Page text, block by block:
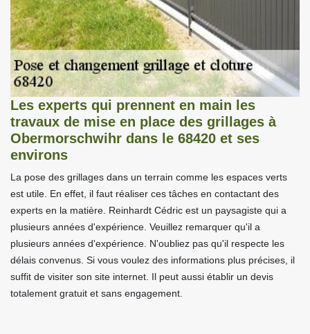
Les experts qui prennent en main les
travaux de mise en place des grillages à
Obermorschwihr dans le 68420 et ses
environs
La pose des grillages dans un terrain comme les espaces verts
est utile. En effet, il faut réaliser ces tâches en contactant des
experts en la matière. Reinhardt Cédric est un paysagiste qui a
plusieurs années d'expérience. Veuillez remarquer qu'il a
plusieurs années d'expérience. N'oubliez pas qu'il respecte les
délais convenus. Si vous voulez des informations plus précises, il
suffit de visiter son site internet. Il peut aussi établir un devis
totalement gratuit et sans engagement.